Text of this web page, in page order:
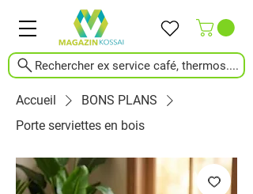
Rechercher ex service café, thermos....
Accueil
BONS PLANS
Porte serviettes en bois